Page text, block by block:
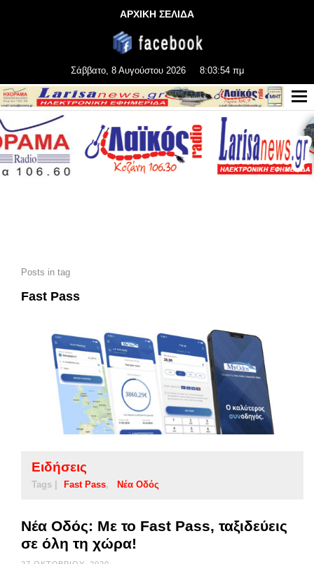
ΑΡΧΙΚΗ ΣΕΛΙΔΑ
Σάββατο, 8 Αυγούστου 2026 8:03:54 πμ
Posts in tag
Fast Pass
Ειδήσεις
Tags | Fast Pass Νέα Οδός
Νέα Οδός: Με το Fast Pass, ταξιδεύεις
σε όλη τη χώρα!